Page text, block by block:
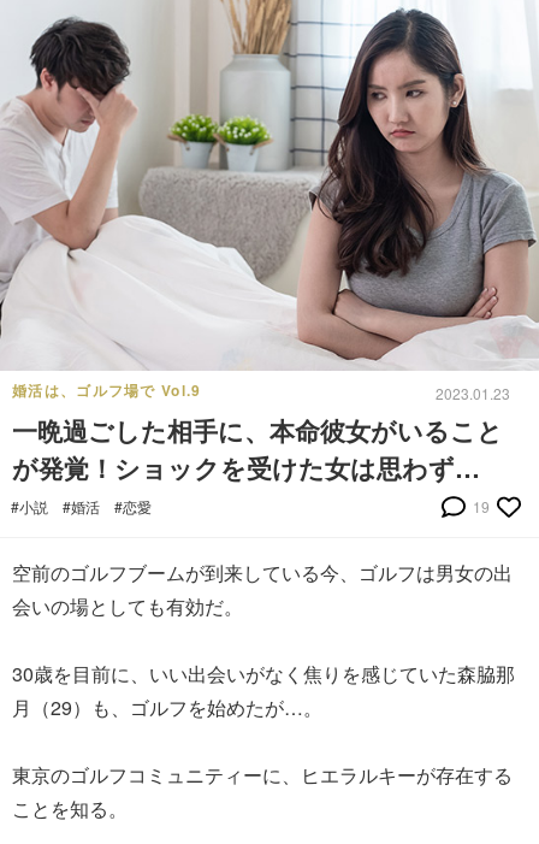
婚活は、ゴルフ場で Vol.9 2023.01.23
一晩過ごした相手に、本命彼女がいること
が発覚！ショックを受けた女は思わず…
#小説 #婚活 #恋愛 19
空前のゴルフブームが到来している今、ゴルフは男女の出
会いの場としても有効だ。
30歳を目前に、いい出会いがなく焦りを感じていた森脇那
月（29）も、ゴルフを始めたが…。
東京のゴルフコミュニティーに、ヒエラルキーが存在する
ことを知る。